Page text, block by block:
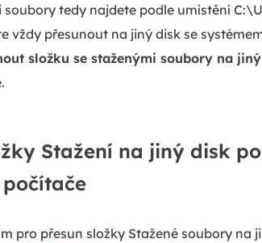
soubory tedy najdete podle umístění
vždy přesunout na jiný disk se
složku se staženými soubory na jiný
Stažení na jiný disk
pro přesun složky Stažené soubory